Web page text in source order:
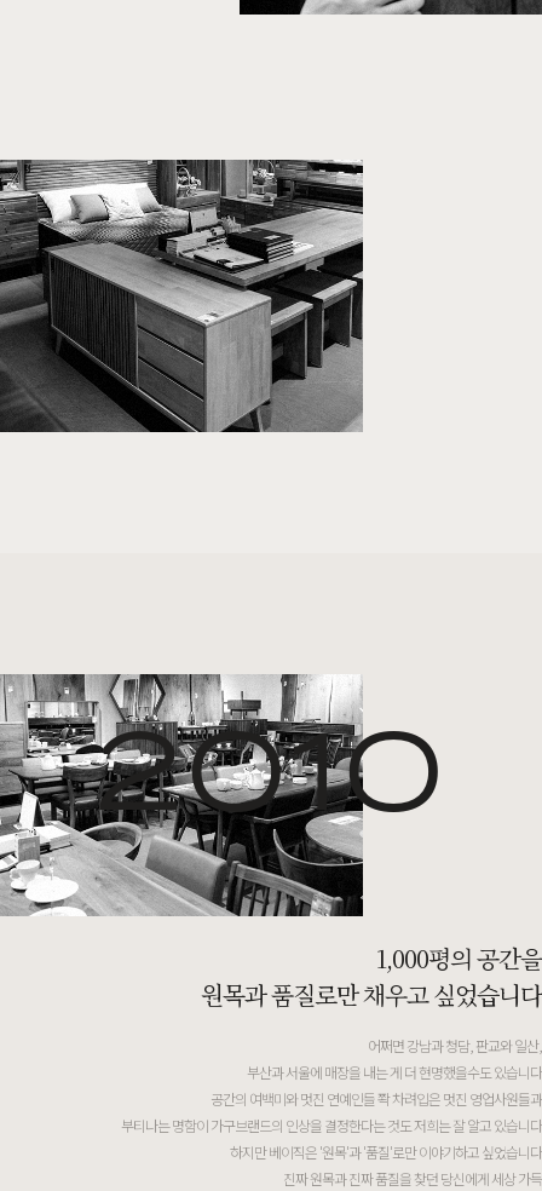
2010
1,000평의 공간을
원목과 품질로만 채우고 싶었습니다
어쩌면 강남과 청담, 판교와 일산,
부산과 서울에 매장을 내는 게 더 현명했을수도 있습니다
공간의 여백미와 멋진 연예인들 쫙 차려입은 멋진 영업사원들과
부티나는 명함이 가구브랜드의 인상을 결정한다는 것도 저희는 잘 알고 있습니다
하지만 베이직은 '원목'과 '품질'로만 이야기하고 싶었습니다
진짜 원목과 진짜 품질을 찾던 당신에게 세상 가득